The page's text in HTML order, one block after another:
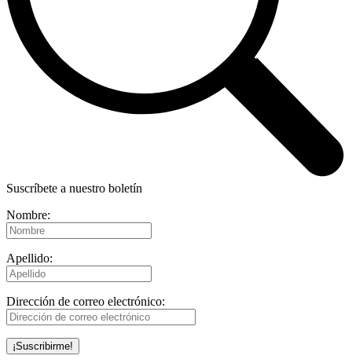
Suscríbete a nuestro boletín
Nombre:
Apellido:
Dirección de correo electrónico: